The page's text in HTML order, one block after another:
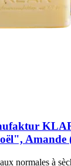
Amande
normales à